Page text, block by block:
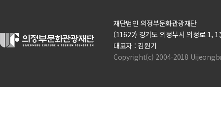
재단법인 의정부문화관광재단
(11622) 경기도 의정부시 의정로
대표자 : 김원기
Copyright(c) 2004-2018